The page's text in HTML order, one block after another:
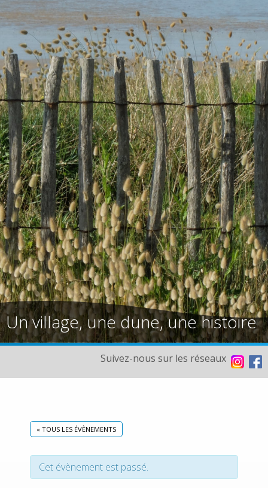
Un village, une dune, une histoire
Suivez-nous sur les réseaux
« TOUS LES ÉVÈNEMENTS
Cet évènement est passé.